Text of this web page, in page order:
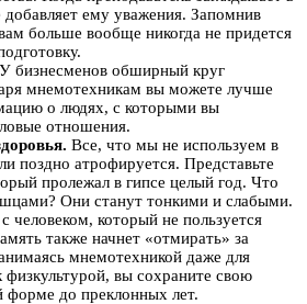
ему уважения. Запомнив
больше вообще никогда не придется
У бизнесменов обширный круг
мнемотехникам вы можете лучше
о людях, с которыми вы
отношения.
Все, что мы не используем в
поздно атрофируется. Представьте
пролежал в гипсе целый год. Что
Они станут тонкими и слабыми.
человеком, который не пользуется
также начнет «отмирать» за
мнемотехникой даже для
физкультурой, вы сохраните свою
форме до преклонных лет.